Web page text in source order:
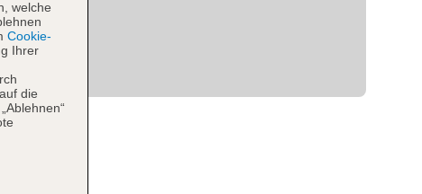
welche
Cookie-
Ihrer
die